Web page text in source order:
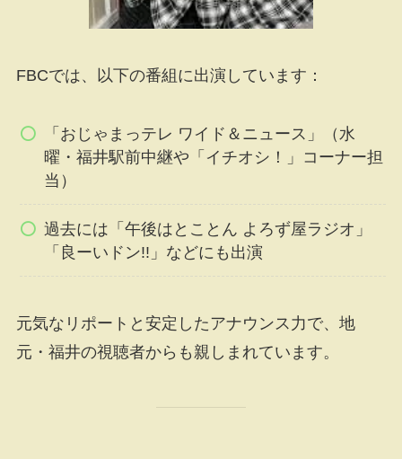
FBCでは、以下の番組に出演しています：
「おじゃまっテレ ワイド＆ニュース」（水
曜・福井駅前中継や「イチオシ！」コーナー担
当）
過去には「午後はとことん よろず屋ラジオ」
「良ーいドン!!」などにも出演
元気なリポートと安定したアナウンス力で、地
元・福井の視聴者からも親しまれています。